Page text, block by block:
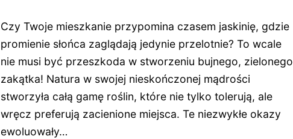
Czy Twoje mieszkanie przypomina czasem jaskinię, gdzie
promienie słońca zaglądają jedynie przelotnie? To wcale
nie musi być przeszkoda w stworzeniu bujnego, zielonego
zakątka! Natura w swojej nieskończonej mądrości
stworzyła całą gamę roślin, które nie tylko tolerują, ale
wręcz preferują zacienione miejsca. Te niezwykłe okazy
ewoluowały…